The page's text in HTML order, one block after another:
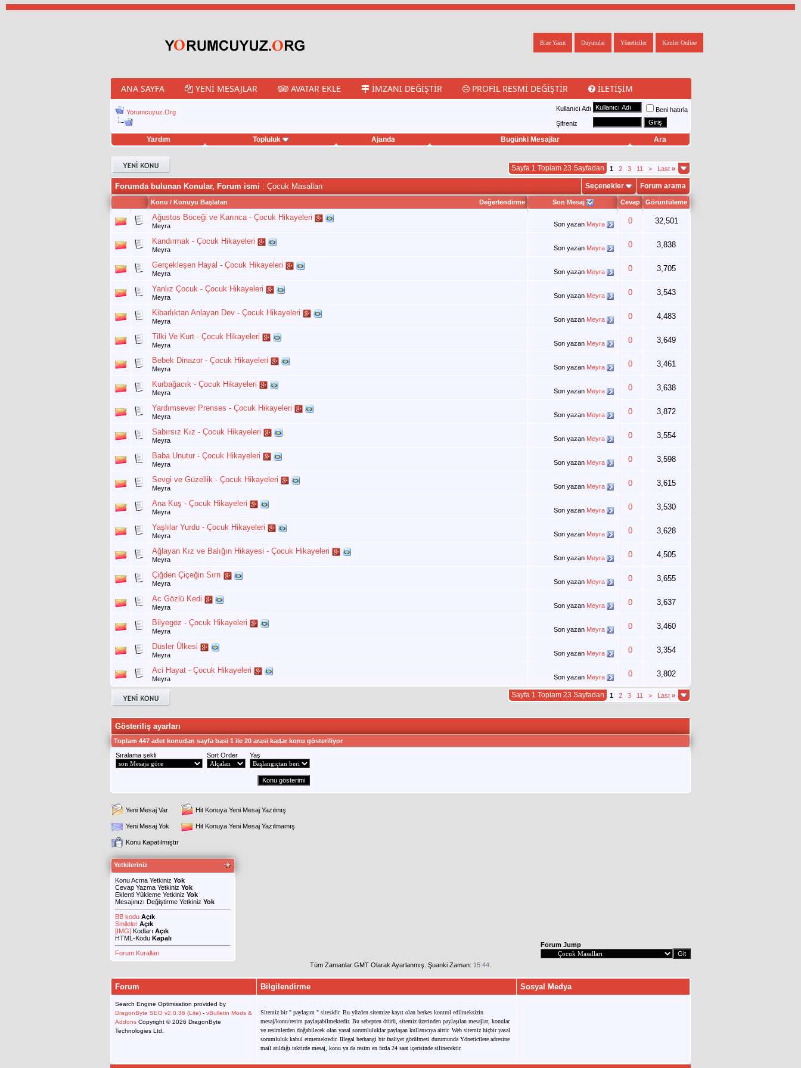
Kimler Online
Yöneticiler
Duyurular
Bize Yazın
ANA SAYFA YENI MESAJLAR AVATAR EKLE İMZANI DEĞIŞTIR PROFIL RESMI DEĞIŞTIR İLETIŞIM
Yorumcuyuz.Org Kullanıcı Adı
Beni hatırla
Şifreniz
Yardım Topluluk Ajanda Bugünki Mesajlar Ara
twitter retweet hilesi
Sayfa 1 Toplam 23 Sayfadan 1 2 3 11 > Last »
Forumda bulunan Konular, Forum ismi : Çocuk Masalları Seçenekler Forum arama
Değerlendirme
Konu / Konuyu Başlatan Son Mesaj Cevap Görüntüleme
Ağustos Böceği ve Karınca - Çocuk Hikayeleri
Meyra Son yazan Meyra 0 32,501
Kandırmak - Çocuk Hikayeleri
Meyra Son yazan Meyra 0 3,838
Gerçekleşen Hayal - Çocuk Hikayeleri
Meyra Son yazan Meyra 0 3,705
Yanlız Çocuk - Çocuk Hikayeleri
Meyra Son yazan Meyra 0 3,543
Kibarlıktan Anlayan Dev - Çocuk Hikayeleri
Meyra Son yazan Meyra 0 4,483
Tilki Ve Kurt - Çocuk Hikayeleri
Meyra Son yazan Meyra 0 3,649
Bebek Dinazor - Çocuk Hikayeleri
Meyra Son yazan Meyra 0 3,461
Kurbağacık - Çocuk Hikayeleri
Meyra Son yazan Meyra 0 3,638
Yardımsever Prenses - Çocuk Hikayeleri
Meyra Son yazan Meyra 0 3,872
Sabırsız Kız - Çocuk Hikayeleri
Meyra Son yazan Meyra 0 3,554
Baba Unutur - Çocuk Hikayeleri
Meyra Son yazan Meyra 0 3,598
Sevgi ve Güzellik - Çocuk Hikayeleri
Meyra Son yazan Meyra 0 3,615
Ana Kuş - Çocuk Hikayeleri
Meyra Son yazan Meyra 0 3,530
Yaşlılar Yurdu - Çocuk Hikayeleri
Meyra Son yazan Meyra 0 3,628
Ağlayan Kız ve Balığın Hikayesi - Çocuk Hikayeleri
Meyra Son yazan Meyra 0 4,505
Çiğden Çiçeğin Sırrı
Meyra Son yazan Meyra 0 3,655
Ac Gözlü Kedi
Meyra Son yazan Meyra 0 3,637
Bilyegöz - Çocuk Hikayeleri
Meyra Son yazan Meyra 0 3,460
Düsler Ülkesi
Meyra Son yazan Meyra 0 3,354
Aci Hayat - Çocuk Hikayeleri
Meyra Son yazan Meyra 0 3,802
Sayfa 1 Toplam 23 Sayfadan 1 2 3 11 > Last »
Gösteriliş ayarları
Toplam 447 adet konudan sayfa basi 1 ile 20 arasi kadar konu gösteriliyor
Sıralama şekli
Sort Order Yaş
Yeni Mesaj Var Hit Konuya Yeni Mesaj Yazılmış
Yeni Mesaj Yok Hit Konuya Yeni Mesaj Yazılmamış
Konu Kapatılmıştır
Yetkileriniz
Konu Acma Yetkiniz Yok
Cevap Yazma Yetkiniz Yok
Eklenti Yükleme Yetkiniz Yok
Mesajınızı Değiştirme Yetkiniz Yok
BB kodu Açık
Smileler Açık
[IMG] Kodları Açık
HTML-Kodu Kapalı
Forum Kuralları
Forum Jump
Tüm Zamanlar GMT Olarak Ayarlanmış. Şuanki Zaman: 15:44
Forum Bilgilendirme Sosyal Medya
Search Engine Optimisation provided by
DragonByte SEO v2.0.36 (Lite) - vBulletin Mods &
Addons Copyright © 2026 DragonByte
Technologies Ltd.
Sitemiz bir " paylaşım " sitesidir. Bu yüzden sitemize kayıt olan herkes kontrol edilmeksizin
mesaj/konu/resim paylaşabilmektedir. Bu sebepten ötürü, sitemiz üzerinden paylaşılan mesajlar, konular
ve resimlerden doğabilecek olan yasal sorumluluklar paylaşan kullanıcıya aittir. Web sitemiz hiçbir yasal
sorumluluk kabul etmemektedir. Illegal herhangi bir faaliyet görülmesi durumunda Yöneticilere adresine
mail atıldığı taktirde mesaj, konu ya da resim en fazla 24 saat içerisinde silinecektir.